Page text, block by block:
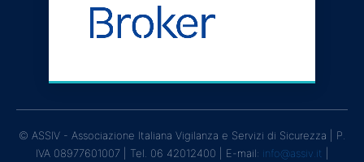
© ASSIV - Associazione Italiana Vigilanza e Servizi di Sicurezza | P.
IVA 08977601007 | Tel. 06 42012400 | E-mail: info@assiv.it